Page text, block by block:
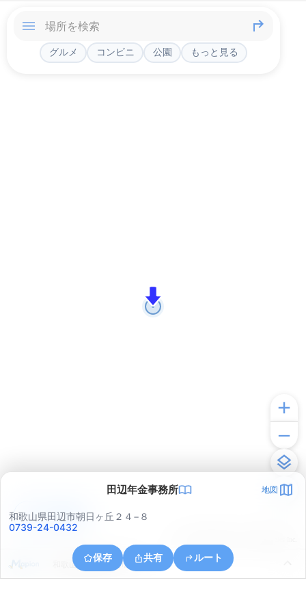
グルメ コンビニ 公園 もっと見る
田辺年金事務所 地図
和歌山県田辺市朝日ヶ丘２４−８
0739-24-0432
保存 共有 ルート
和歌山県田辺市江川４０
アプリで見る